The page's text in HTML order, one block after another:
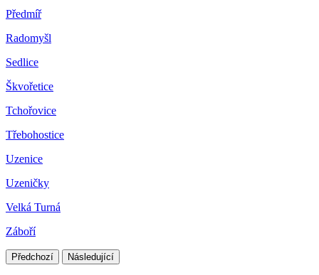
Předmíř
Radomyšl
Sedlice
Škvořetice
Tchořovice
Třebohostice
Uzenice
Uzeničky
Velká Turná
Záboří
Předchozí Následující